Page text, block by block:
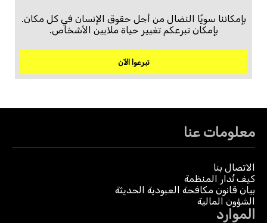
بإمكاننا سويًا النضال من أجل حقوق الإنسان في كل مكان.
بإمكان تبرعكم تغيير حياة ملايين الأشخاص.
تبرعوا الآن
معلومات عنا
الاتصال بنا
كيف تُدار المنظمة
بيان قانون مكافحة العبودية الحديثة
الشؤون المالية
الموارد